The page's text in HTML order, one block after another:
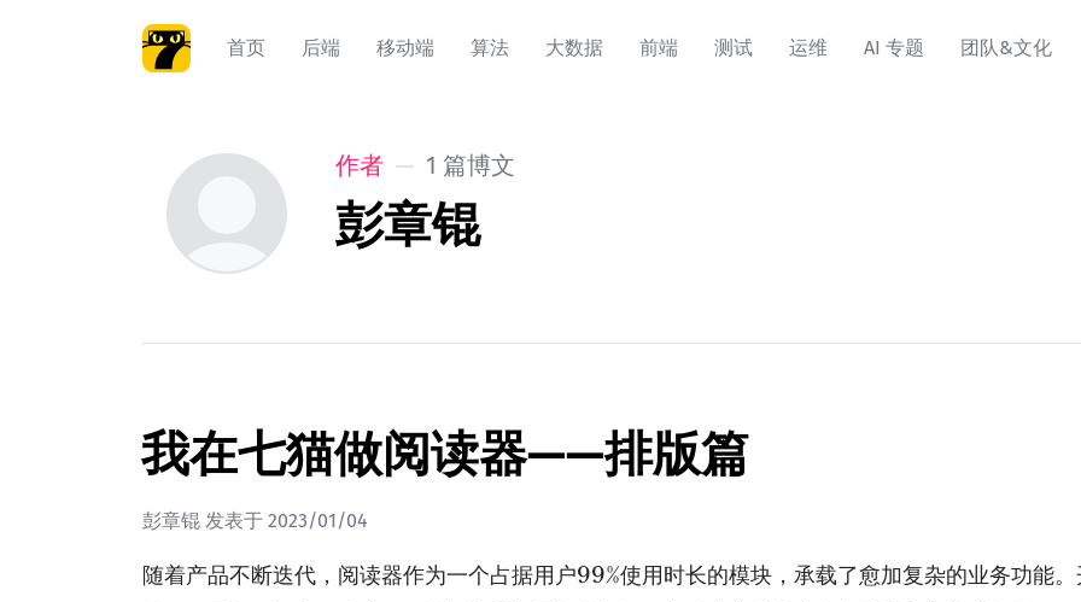
首页 后端 移动端 算法 大数据 前端 测试 运维 AI 专题 团队&文化
作者 1 篇博文
彭章锟
我在七猫做阅读器——排版篇
彭章锟 发表于2023/01/04
随着产品不断迭代，阅读器作为一个占据用户99%使用时长的模块，承载了愈加复杂的业务功能